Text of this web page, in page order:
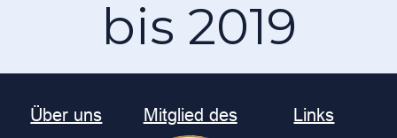
bis 2019
Über uns Mitglied des Links